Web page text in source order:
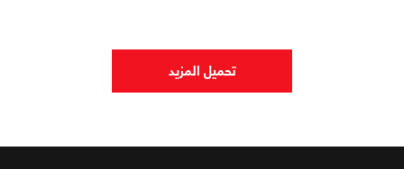
تحميل المزيد